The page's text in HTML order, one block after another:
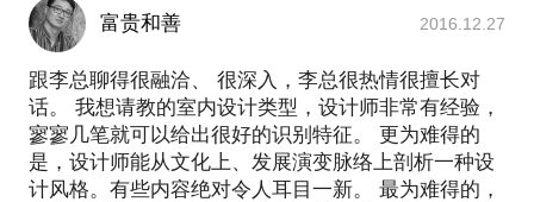
富贵和善 2016.12.27
跟李总聊得很融洽、 很深入，李总很热情很擅长对
话。 我想请教的室内设计类型，设计师非常有经验，
寥寥几笔就可以给出很好的识别特征。 更为难得的
是，设计师能从文化上、发展演变脉络上剖析一种设
计风格。有些内容绝对令人耳目一新。 最为难得的，